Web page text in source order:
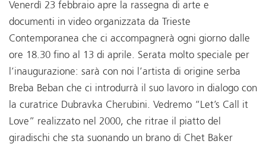
Venerdì 23 febbraio apre la rassegna di arte e
documenti in video organizzata da Trieste
Contemporanea che ci accompagnerà ogni giorno dalle
ore 18.30 fino al 13 di aprile. Serata molto speciale per
l’inaugurazione: sarà con noi l’artista di origine serba
Breba Beban che ci introdurrà il suo lavoro in dialogo con
la curatrice Dubravka Cherubini. Vedremo “Let’s Call it
Love” realizzato nel 2000, che ritrae il piatto del
giradischi che sta suonando un brano di Chet Baker